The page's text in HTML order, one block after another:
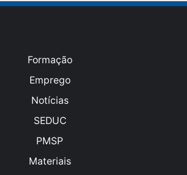
Formação
Emprego
Notícias
SEDUC
PMSP
Materiais